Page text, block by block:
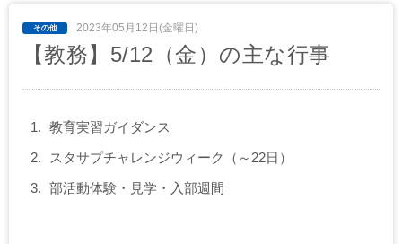
2023年05月12日(金曜日)
【教務】5/12（金）の主な行事
教育実習ガイダンス
スタサプチャレンジウィーク（～22日）
部活動体験・見学・入部週間